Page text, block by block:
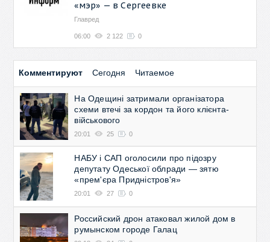
«мэр» — в Сергеевке
Главред
06:00 2 122 0
Комментируют Сегодня Читаемое
На Одещині затримали організатора
схеми втечі за кордон та його клієнта-
військового
20:01 25 0
НАБУ і САП оголосили про підозру
депутату Одеської облради — зятю
«прем'єра Придністров'я»
20:01 27 0
Российский дрон атаковал жилой дом в
румынском городе Галац